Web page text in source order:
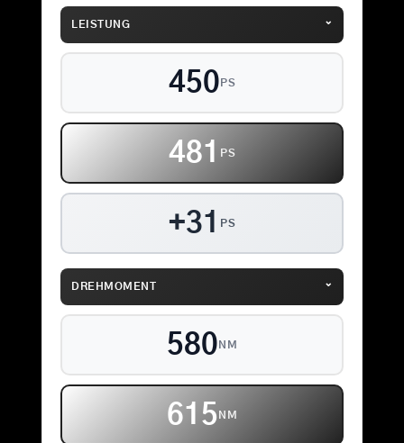
LEISTUNG ⌄
450 PS
481 PS
+31 PS
DREHMOMENT ⌄
580 NM
615 NM